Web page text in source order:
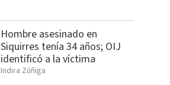
Hombre asesinado en
Siquirres tenía 34 años; OIJ
identificó a la víctima
Indira Zúñiga